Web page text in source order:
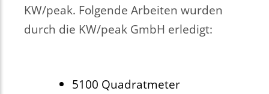
KW/peak. Folgende Arbeiten wurden
durch die KW/peak GmbH erledigt:
5100 Quadratmeter